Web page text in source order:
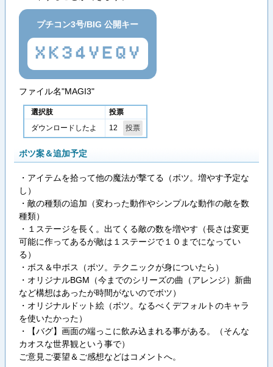
プチコン3号/BIG 公開キー
XK34VEQV
ファイル名"MAGI3"
選択肢 投票
ダウンロードしたよ 12
ボツ案＆追加予定
・アイテムを拾って他の魔法が撃てる（ボツ。増やす予定な
し）
・敵の種類の追加（変わった動作やシンプルな動作の敵を数
種類）
・１ステージを長く。出てくる敵の数を増やす（長さは変更
可能に作ってあるが敵は１ステージで１０までになってい
る）
・ボス＆中ボス（ボツ。テクニックが身についたら）
・オリジナルBGM（今までのシリーズの曲（アレンジ）新曲
など構想はあったが時間がないのでボツ）
・オリジナルドット絵（ボツ。なるべくデフォルトのキャラ
を使いたかった）
・【バグ】画面の端っこに飲み込まれる事がある。（そんな
カオスな世界観という事で）
ご意見ご要望＆ご感想などはコメントへ。